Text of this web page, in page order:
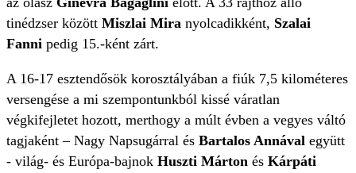
tinédzser között Miszlai Mira nyolcadikként, Szalai
Fanni pedig 15.-ként zárt.
A 16-17 esztendősök korosztályában a fiúk 7,5 kilométeres
versengése a mi szempontunkból kissé váratlan
végkifejletet hozott, merthogy a múlt évben a vegyes váltó
tagjaként – Nagy Napsugárral és Bartalos Annával együtt
- világ- és Európa-bajnok Huszti Márton és Kárpáti